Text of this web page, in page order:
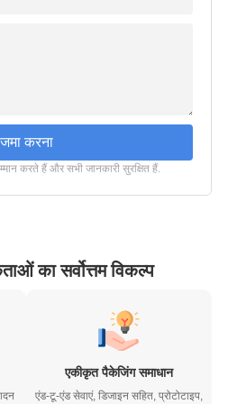
जमा करना
करते हैं और सभी जानकारी सुरक्षित हैं.
का सर्वोत्तम विकल्प
एकीकृत पैकेजिंग समाधान
एंड-टू-एंड सेवाएं, डिजाइन सहित, प्रोटोटाइप,